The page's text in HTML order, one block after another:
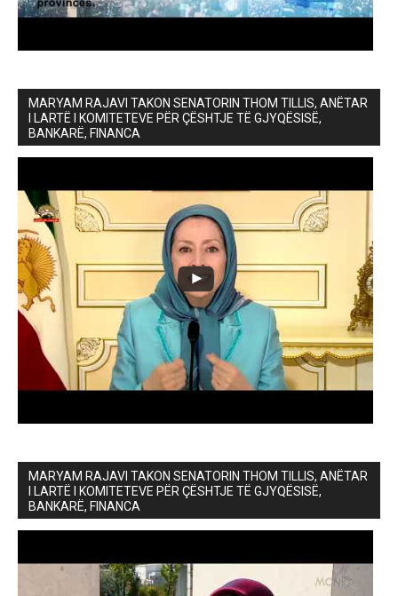
MARYAM RAJAVI TAKON SENATORIN THOM TILLIS, ANËTAR
I LARTË I KOMITETEVE PËR ÇËSHTJE TË GJYQËSISË,
BANKARË, FINANCA
MARYAM RAJAVI TAKON SENATORIN THOM TILLIS, ANËTAR
I LARTË I KOMITETEVE PËR ÇËSHTJE TË GJYQËSISË,
BANKARË, FINANCA